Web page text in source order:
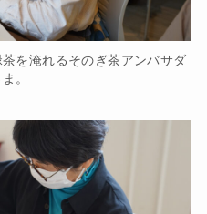
を淹れるそのぎ茶アンバサダ
。